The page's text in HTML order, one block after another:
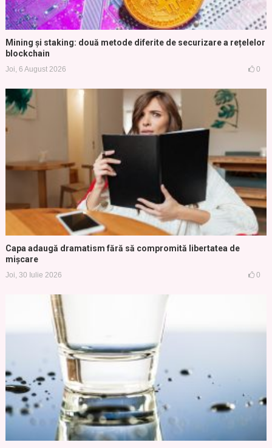
Mining și staking: două metode diferite de securizare a rețelelor
blockchain
Joi, 6 August 2026 0
Capa adaugă dramatism fără să compromită libertatea de
mișcare
Joi, 30 Iulie 2026 0